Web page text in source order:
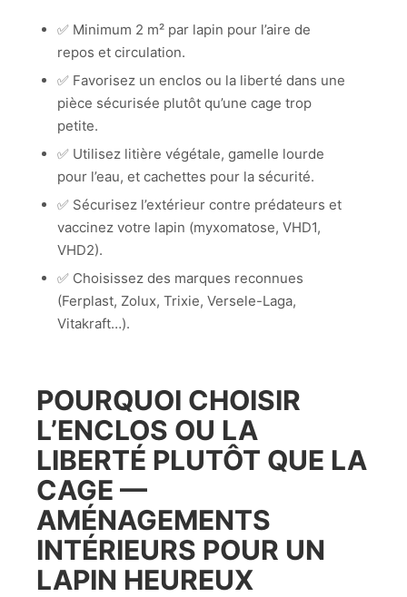
✅ Minimum 2 m² par lapin pour l’aire de
repos et circulation.
✅ Favorisez un enclos ou la liberté dans une
pièce sécurisée plutôt qu’une cage trop
petite.
✅ Utilisez litière végétale, gamelle lourde
pour l’eau, et cachettes pour la sécurité.
✅ Sécurisez l’extérieur contre prédateurs et
vaccinez votre lapin (myxomatose, VHD1,
VHD2).
✅ Choisissez des marques reconnues
(Ferplast, Zolux, Trixie, Versele-Laga,
Vitakraft…).
POURQUOI CHOISIR
L’ENCLOS OU LA
LIBERTÉ PLUTÔT QUE LA
CAGE —
AMÉNAGEMENTS
INTÉRIEURS POUR UN
LAPIN HEUREUX